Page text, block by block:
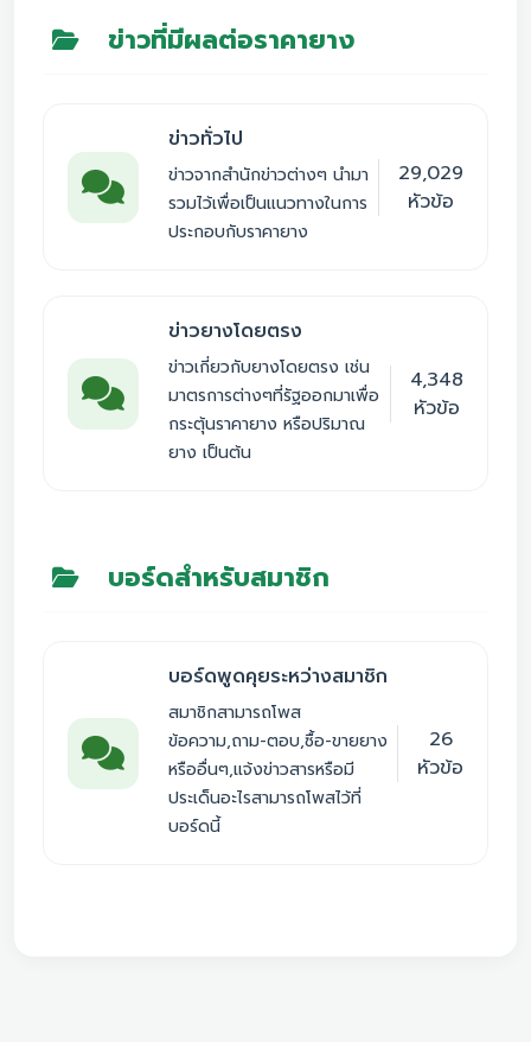
ข่าวที่มีผลต่อราคายาง
ข่าวทั่วไป
ข่าวจากสำนักข่าวต่างๆ นำมา
รวมไว้เพื่อเป็นแนวทางในการ
ประกอบกับราคายาง
29,029
หัวข้อ
ข่าวยางโดยตรง
ข่าวเกี่ยวกับยางโดยตรง เช่น
มาตรการต่างๆที่รัฐออกมาเพื่อ
กระตุ้นราคายาง หรือปริมาณ
ยาง เป็นต้น
4,348
หัวข้อ
บอร์ดสำหรับสมาชิก
บอร์ดพูดคุยระหว่างสมาชิก
สมาชิกสามารถโพส
ข้อความ,ถาม-ตอบ,ซื้อ-ขายยาง
หรืออื่นๆ,แจ้งข่าวสารหรือมี
ประเด็นอะไรสามารถโพสไว้ที่
บอร์ดนี้
26
หัวข้อ